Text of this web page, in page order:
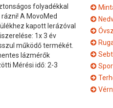
folyadékkal
A MovoMed
kapott lerázóval
1x 3 év
működő termékét.
lázmérők
Mérési idő: 2-3